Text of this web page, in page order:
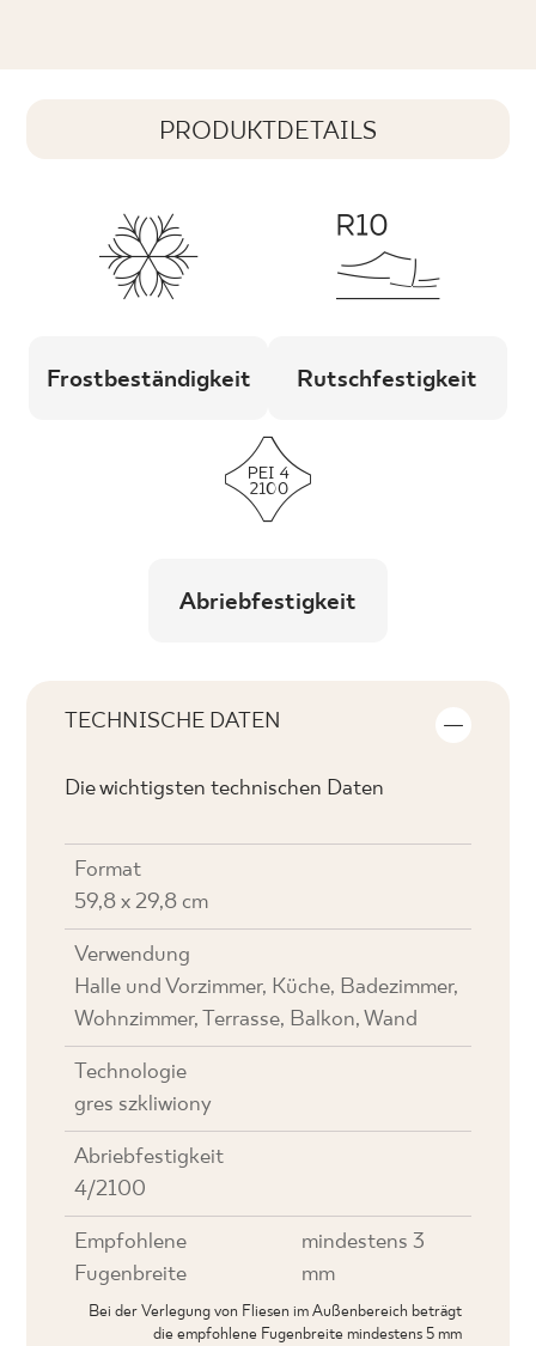
PRODUKTDETAILS
Frostbeständigkeit Rutschfestigkeit
Abriebfestigkeit
TECHNISCHE DATEN
Die wichtigsten technischen Daten
Format
59,8 x 29,8 cm
Verwendung
Halle und Vorzimmer, Küche, Badezimmer,
Wohnzimmer, Terrasse, Balkon, Wand
Technologie
gres szkliwiony
Abriebfestigkeit
4/2100
Empfohlene
Fugenbreite
mindestens 3
mm
Bei der Verlegung von Fliesen im Außenbereich beträgt
die empfohlene Fugenbreite mindestens 5 mm